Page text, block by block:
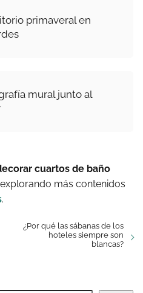
primaveral en
mural junto al
cuartos de baño
más contenidos
.
¿Por qué las sábanas de los
hoteles siempre son
blancas?